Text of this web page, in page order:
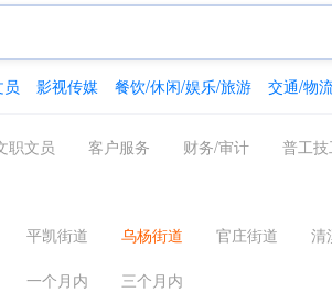
影视传媒 餐饮/休闲/娱乐/旅游 交通/物
职文员 客户服务 财务/审计 普工技
平凯街道 乌杨街道 官庄街道 清
一个月内
三个月内